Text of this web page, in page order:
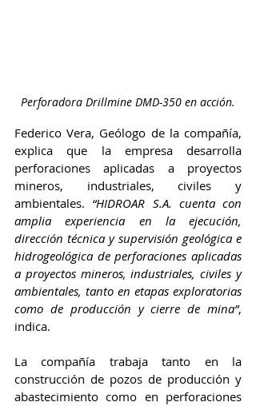
Perforadora Drillmine DMD-350 en acción.
Federico Vera, Geólogo de la compañía,
explica que la empresa desarrolla
perforaciones aplicadas a proyectos
mineros, industriales, civiles y
ambientales. “HIDROAR S.A. cuenta con
amplia experiencia en la ejecución,
dirección técnica y supervisión geológica e
hidrogeológica de perforaciones aplicadas
a proyectos mineros, industriales, civiles y
ambientales, tanto en etapas exploratorias
como de producción y cierre de mina”,
indica.
La compañía trabaja tanto en la
construcción de pozos de producción y
abastecimiento como en perforaciones